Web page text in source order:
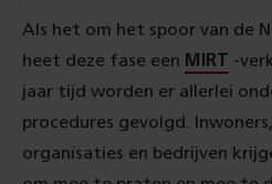
Als het om het spoor van de
heet deze fase een MIRT -
jaar tijd worden er allerlei
procedures gevolgd.
organisaties en bedrijven